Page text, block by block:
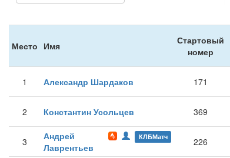
Место Имя
Стартовый
номер
1 Александр Шардаков 171
2 Константин Усольцев 369
3 КЛБМатч
Андрей
Лаврентьев
226